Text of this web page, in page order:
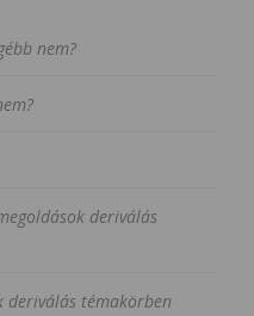
nem?
deriválás
deriválás témakörben